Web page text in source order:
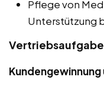
Pflege von
Unterstützung